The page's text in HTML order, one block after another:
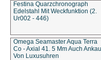
Festina Quarzchronograph
Edelstahl Mit Weckfunktion (2.
Ur002 - 446)
Omega Seamaster Aqua Terra
Co - Axial 41. 5 Mm Auch
Von Luxusuhren